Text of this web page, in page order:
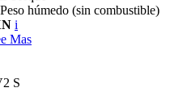
Peso húmedo (sin combustible)
i
Mas
S